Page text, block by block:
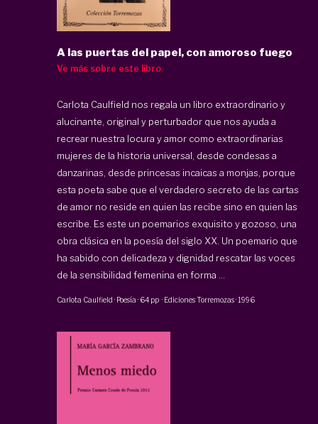
A las puertas del papel, con amoroso fuego
Ve más sobre este libro
Carlota Caulfield nos regala un libro extraordinario y
alucinante, original y perturbador que nos ayuda a
recrear nuestra locura y amor como extraordinarias
mujeres de la historia universal, desde condesas a
danzarinas, desde princesas incaicas a monjas, porque
esta poeta sabe que el verdadero secreto de las cartas
de amor no reside en quien las recibe sino en quien las
escribe. Es este un poemarios exquisito y gozoso, una
obra clásica en la poesía del siglo XX. Un poemario que
ha sabido con delicadeza y dignidad rescatar las voces
de la sensibilidad femenina en forma ...
Carlota Caulfield · Poesía · 64 pp · Ediciones Torremozas·1996